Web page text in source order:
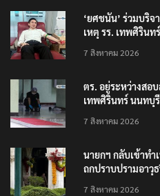
‘ยศชนัน’ ร่วมบริจ
เหตุ รร. เทพศิรินท
7 สิงหาคม 2026
ตร. อยู่ระหว่างสอบ
เทพศิรินทร์ นนทบุรี
7 สิงหาคม 2026
นายกฯ กลับเข้าท
ถกปราบปรามอาวุ
7 สิงหาคม 2026